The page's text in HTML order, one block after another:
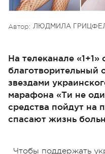
Автор: ЛЮДМИЛА
На телеканале «1+1»
благотворительный
звездами
марафона «Ти не
средства пойдут на
спасают жизнь
Чтобы поддержать